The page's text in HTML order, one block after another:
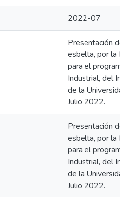
2022-07
Presentación
esbelta, por la
para el
Industrial, del
de la
Julio 2022.
Presentación
esbelta, por la
para el
Industrial, del
de la
Julio 2022.